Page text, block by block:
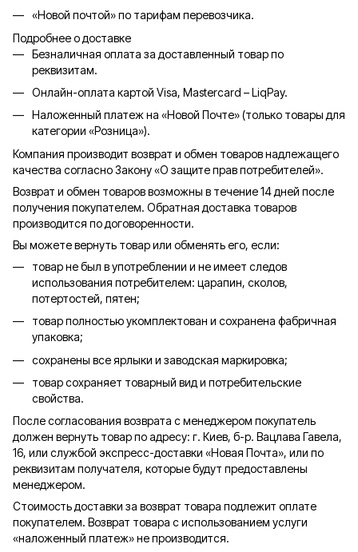
«Новой почтой» по тарифам перевозчика.
Подробнее о доставке
Безналичная оплата за доставленный товар по
реквизитам.
Онлайн-оплата картой Visa, Mastercard – LiqPay.
Наложенный платеж на «Новой Почте» (только товары для
категории «Розница»).
Компания производит возврат и обмен товаров надлежащего
качества согласно Закону «О защите прав потребителей».
Возврат и обмен товаров возможны в течение 14 дней после
получения покупателем. Обратная доставка товаров
производится по договоренности.
Вы можете вернуть товар или обменять его, если:
товар не был в употреблении и не имеет следов
использования потребителем: царапин, сколов,
потертостей, пятен;
товар полностью укомплектован и сохранена фабричная
упаковка;
сохранены все ярлыки и заводская маркировка;
товар сохраняет товарный вид и потребительские
свойства.
После согласования возврата с менеджером покупатель
должен вернуть товар по адресу: г. Киев, б-р. Вацлава Гавела,
16, или службой экспресс-доставки «Новая Почта», или по
реквизитам получателя, которые будут предоставлены
менеджером.
Стоимость доставки за возврат товара подлежит оплате
покупателем. Возврат товара с использованием услуги
«наложенный платеж» не производится.